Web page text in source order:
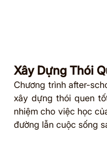
Xây Dựng Thói
Chương trình after-
xây dựng thói quen
nhiệm cho việc học
đường lẫn cuộc sống